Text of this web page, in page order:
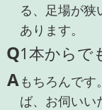
る、足場が狭
あります。
Q1本からで
Aもちろんです
ば、お伺いい